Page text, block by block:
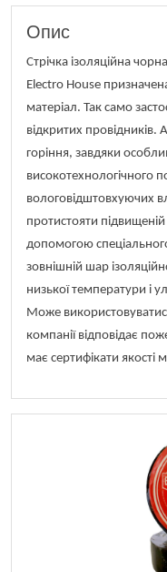
Опис
Стрічка ізоляційна
Electro House
матеріал. Так само
відкритих
горіння, завдяки
високотехнологічного
вологовідштовхуючих
протистояти підвищеній
допомогою
зовнішній шар
низької температури і
Може
компанії відповідає
має сертифікати якості